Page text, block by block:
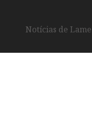
Notícias de